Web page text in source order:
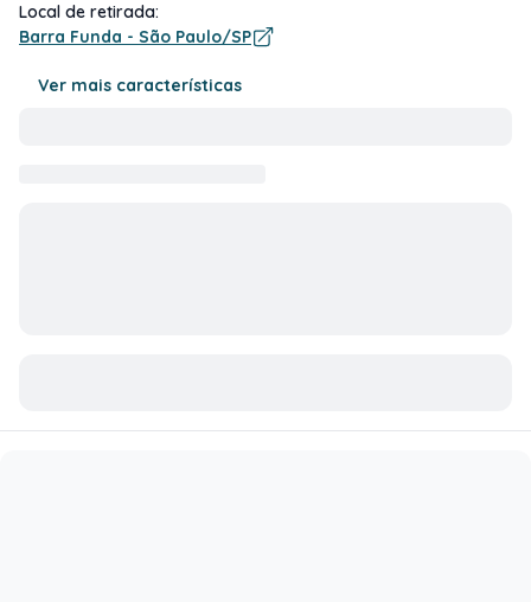
Local de retirada:
Barra Funda - São Paulo/SP
Ver mais características